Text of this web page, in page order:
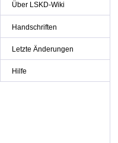
Über LSKD-Wiki
Handschriften
Letzte Änderungen
Hilfe